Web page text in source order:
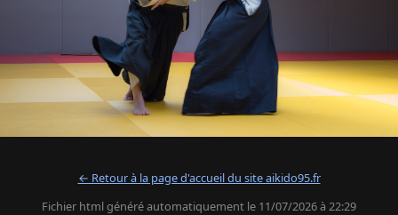
← Retour à la page d'accueil du site aikido95.fr
Fichier html généré automatiquement le 11/07/2026 à 22:29